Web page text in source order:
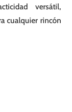
versátil,
cualquier rincón